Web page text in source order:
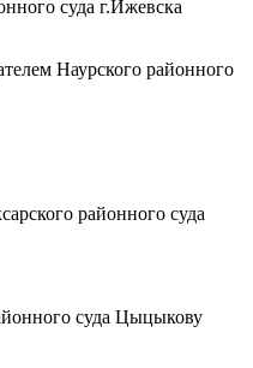
суда г.Ижевска
Наурского районного
районного суда
суда Цыцыкову